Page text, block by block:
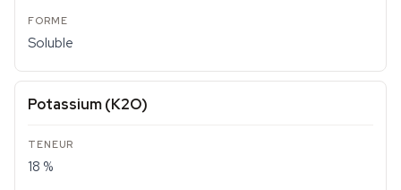
Soluble
Potassium (K2O)
18 %